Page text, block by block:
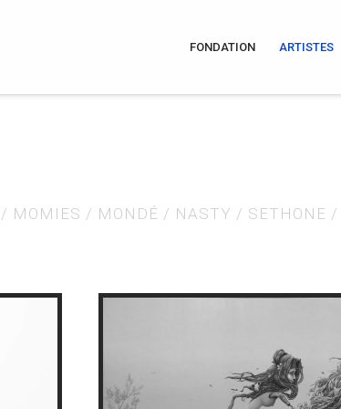
FONDATION ARTISTES
/ MOMIES / MONDÉ / NASTY / SETHONE /